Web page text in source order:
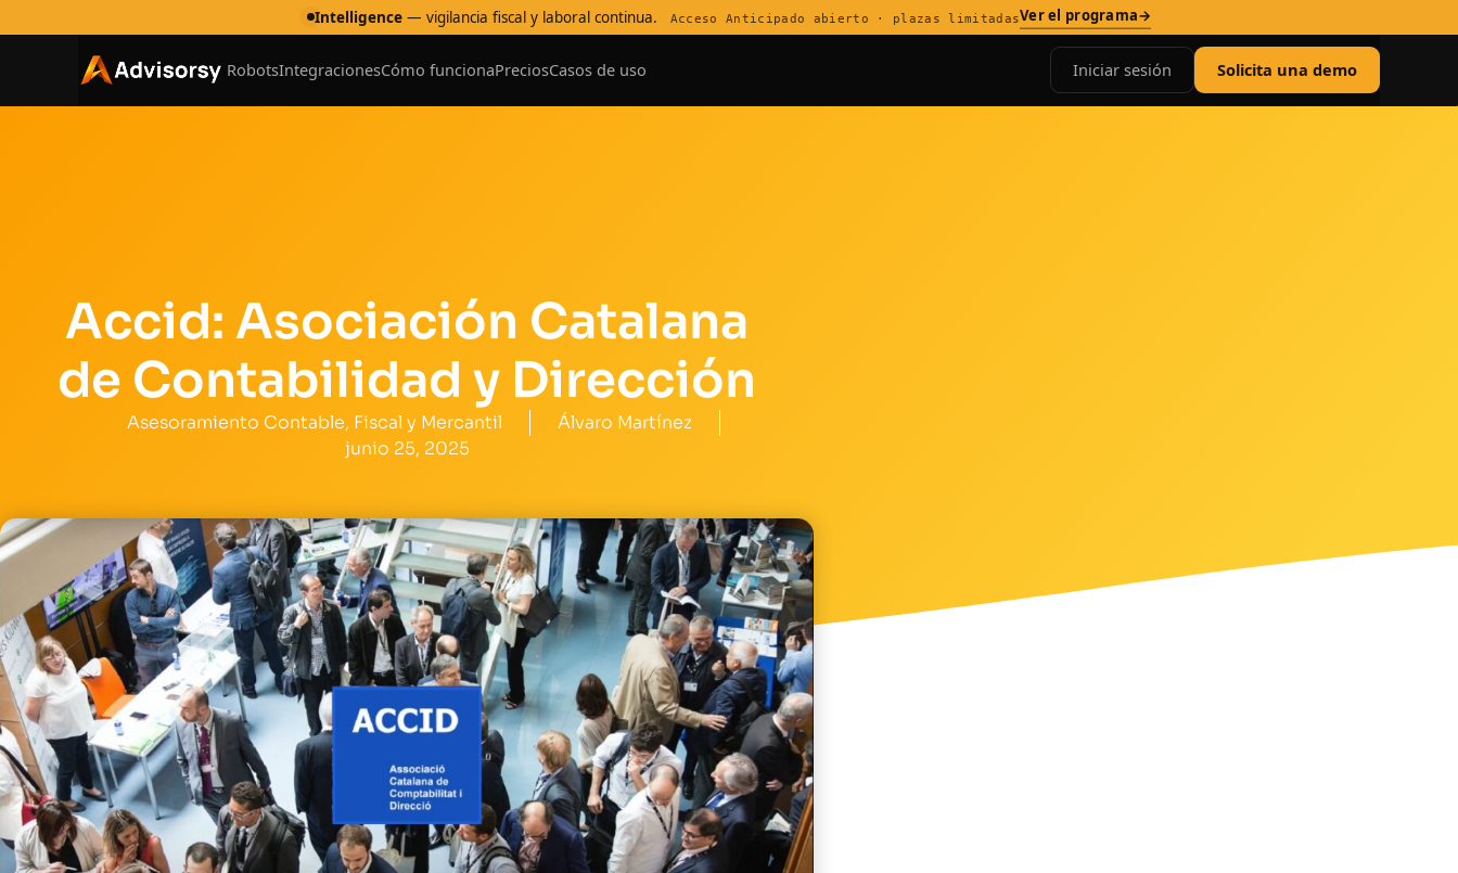
Intelligence— vigilancia fiscal y laboral continua. Acceso Anticipado abierto · plazas limitadasVer el programa→
RobotsIntegracionesCómo funcionaPreciosCasos de uso Iniciar sesión Solicita una demo
Accid: Asociación Catalana
de Contabilidad y Dirección
Asesoramiento Contable, Fiscal y Mercantil
Álvaro Martínez
junio 25, 2025